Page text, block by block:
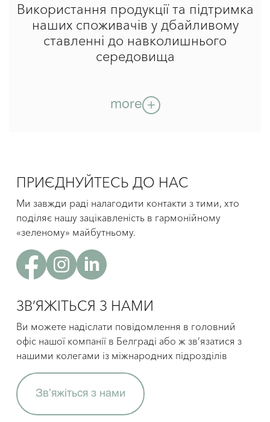
пакування допомагають зменшити негативний вплив
на навколишнє середовище і скоротити викиди
вуглекислого газу в атмосферу.
hide
Використання продукції та підтримка
наших споживачів у дбайливому
ставленні до навколишнього
середовища
more
04
Використання продукції та
підтримка наших споживачів у
дбайливому ставленні до
навколишнього середовища
Ми виробляємо продукти для краси і докладаємо
зусиль, щоб зберегти прекрасну природу нашої
Відповідальне споживання – один з елементів сталого
розвитку, який ми прагнемо поширювати та
підтримувати серед наших споживачів шляхом збору
використаних упаковок для повторного
використання.
Ми намагаємося сприяти обізнаності про сталий
що спонукають споживачів бути відповідальними
щодо довкілля.
hide
ПРИЄДНУЙТЕСЬ ДО НАС
Ми завжди раді налагодити контакти з тими, хто
поділяє нашу зацікавленість в гармонійному
«зеленому» майбутньому.
ЗВ’ЯЖІТЬСЯ З НАМИ
Ви можете надіслати повідомлення в головний
офіс нашої компанії в Белграді або ж зв’язатися з
нашими колегами із міжнародних підрозділів
Зв’яжіться з нами